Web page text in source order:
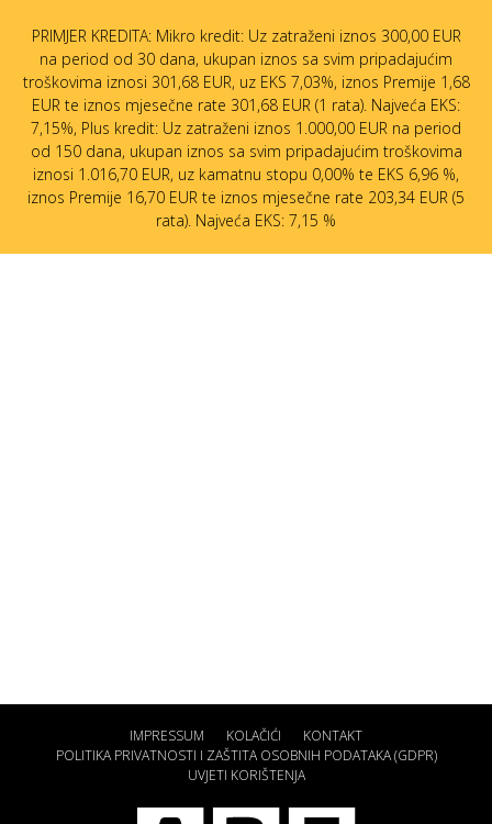
PRIMJER KREDITA: Mikro kredit: Uz zatraženi iznos 300,00 EUR
na period od 30 dana, ukupan iznos sa svim pripadajućim
troškovima iznosi 301,68 EUR, uz EKS 7,03%, iznos Premije 1,68
EUR te iznos mjesečne rate 301,68 EUR (1 rata). Najveća EKS:
7,15%, Plus kredit: Uz zatraženi iznos 1.000,00 EUR na period
od 150 dana, ukupan iznos sa svim pripadajućim troškovima
iznosi 1.016,70 EUR, uz kamatnu stopu 0,00% te EKS 6,96 %,
iznos Premije 16,70 EUR te iznos mjesečne rate 203,34 EUR (5
rata). Najveća EKS: 7,15 %
IMPRESSUM KOLAČIĆI
KONTAKT
POLITIKA PRIVATNOSTI I ZAŠTITA OSOBNIH PODATAKA (GDPR)
UVJETI KORIŠTENJA